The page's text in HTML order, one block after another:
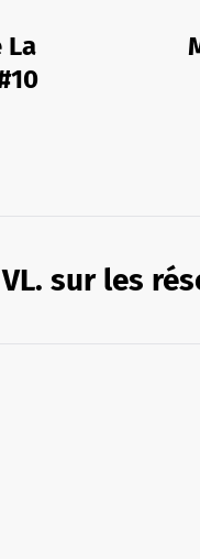
La
sur les